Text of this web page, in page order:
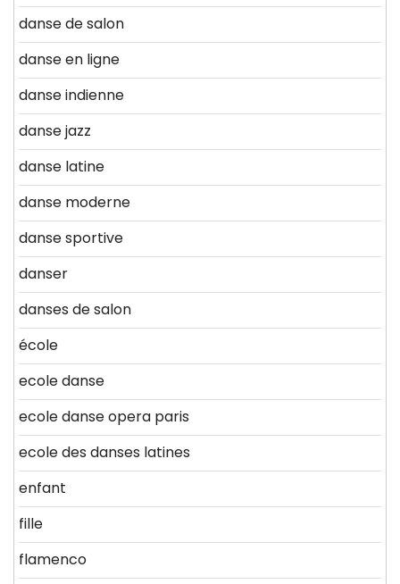
danse de salon
danse en ligne
danse indienne
danse jazz
danse latine
danse moderne
danse sportive
danser
danses de salon
école
ecole danse
ecole danse opera paris
ecole des danses latines
enfant
fille
flamenco